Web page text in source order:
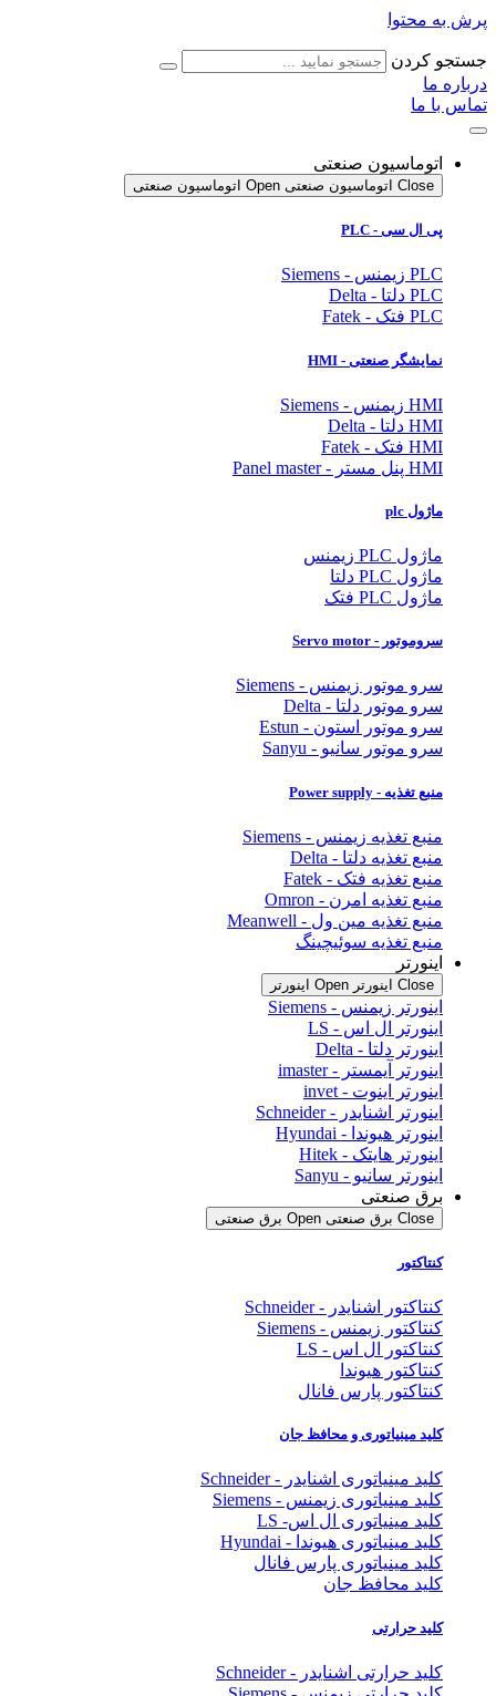
پرش به محتوا
جستجو کردن
درباره ما
تماس با ما
اتوماسیون صنعتی
Close اتوماسیون صنعتی Open اتوماسیون صنعتی
پی ال سی - PLC
PLC زیمنس - Siemens
PLC دلتا - Delta
PLC فتک - Fatek
نمایشگر صنعتی - HMI
HMI زیمنس - Siemens
HMI دلتا - Delta
HMI فتک - Fatek
HMI پنل مستر - Panel master
ماژول plc
ماژول PLC زیمنس
ماژول PLC دلتا
ماژول PLC فتک
سروموتور - Servo motor
سرو موتور زیمنس - Siemens
سرو موتور دلتا - Delta
سرو موتور استون - Estun
سرو موتور سانیو - Sanyu
منبع تغذیه - Power supply
منبع تغذیه زیمنس - Siemens
منبع تغذیه دلتا - Delta
منبع تغذیه فتک - Fatek
منبع تغذیه امرن - Omron
منبع تغذیه مین ول - Meanwell
منبع تغذیه سوئیچینگ
اینورتر
Close اینورتر Open اینورتر
اینورتر زیمنس - Siemens
اینورتر ال اس - LS
اینورتر دلتا - Delta
اینورتر آیمستر - imaster
اینورتر اینوت - invet
اینورتر اشنایدر - Schneider
اینورتر هیوندا - Hyundai
اینورتر هایتک - Hitek
اینورتر سانیو - Sanyu
برق صنعتی
Close برق صنعتی Open برق صنعتی
کنتاکتور
کنتاکتور اشنایدر - Schneider
کنتاکتور زیمنس - Siemens
کنتاکتور ال اس - LS
کنتاکتور هیوندا
کنتاکتور پارس فانال
کلید مینیاتوری و محافظ جان
کلید مینیاتوری اشنایدر - Schneider
کلید مینیاتوری زیمنس - Siemens
کلید مینیاتوری ال اس- LS
کلید مینیاتوری هیوندا - Hyundai
کلید مینیاتوری پارس فانال
کلید محافظ جان
کلید حرارتی
کلید حرارتی اشنایدر - Schneider